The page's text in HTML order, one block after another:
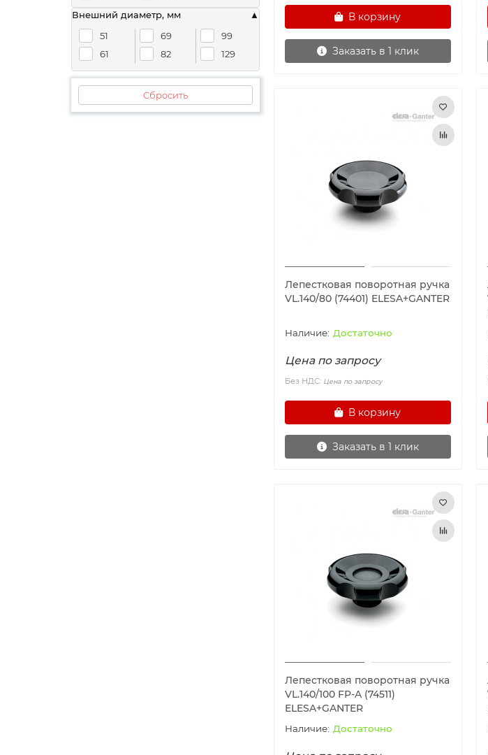
Внешний диаметр, мм
51
61
69
82
99
129
Сбросить
В корзину
Заказать в 1 клик
Лепестковая поворотная ручка
VL.140/80 (74401) ELESA+GANTER
Достаточно
Цена по запросу
Без НДС: Цена по запросу
В корзину
Заказать в 1 клик
Лепестковая поворотная ручка
VL.140/100 FP-A (74511)
ELESA+GANTER
Достаточно